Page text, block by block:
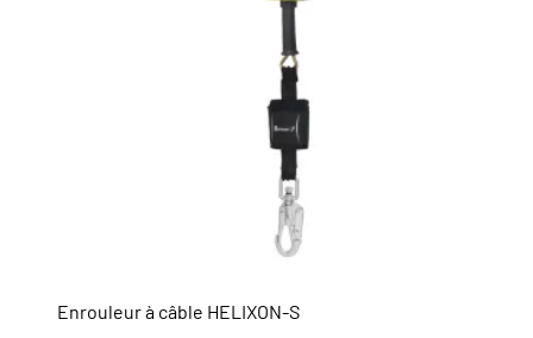
Enrouleur à câble HELIXON-S